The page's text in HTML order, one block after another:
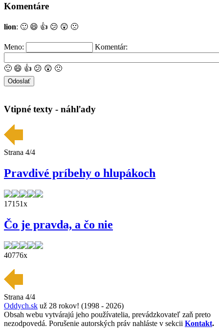
Komentáre
lion: 🙂 😄 👍 😕 😲 🙁
Meno: Komentár:
🙂 😄 👍 😕 😲 🙁
Vtipné texty - náhľady
Strana 4/4
Pravdivé príbehy o hlupákoch
17151x
Čo je pravda, a čo nie
40776x
Strana 4/4
Oddych.sk už 28 rokov! (1998 - 2026)
Obsah webu vytvárajú jeho používatelia, prevádzkovateľ zaň preto
nezodpovedá. Porušenie autorských práv nahláste v sekcii Kontakt.